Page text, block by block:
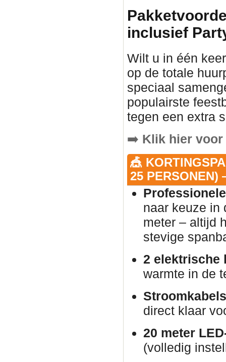
inclusief
Wilt u in één
op de totale
speciaal
populairste
tegen een extra
➡️ Klik hier
🎪
25 PERSONEN)
naar keuze in
meter – altijd
stevige
2 elektrische
warmte in de
direct klaar
20 meter
(volledig